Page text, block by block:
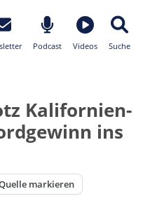
Podcast Videos Suche
Kalifornien-
ins
markieren